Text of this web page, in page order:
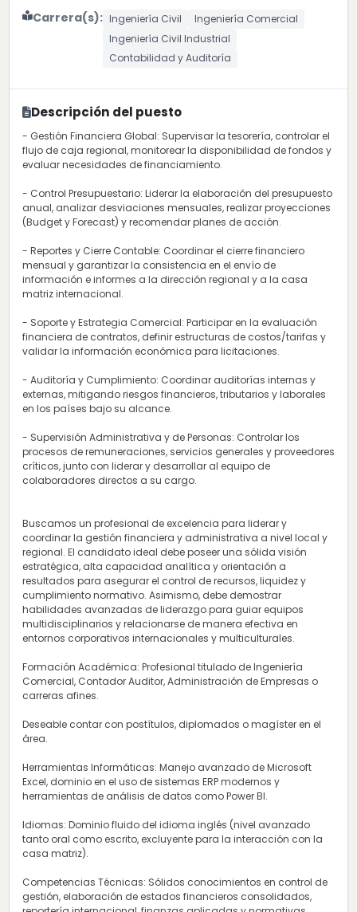
Carrera(s): Ingeniería Civil
Ingeniería Comercial
Ingeniería Civil Industrial
Contabilidad y Auditoría
Descripción del puesto
- Gestión Financiera Global: Supervisar la tesorería, controlar el
flujo de caja regional, monitorear la disponibilidad de fondos y
evaluar necesidades de financiamiento.
- Control Presupuestario: Liderar la elaboración del presupuesto
anual, analizar desviaciones mensuales, realizar proyecciones
(Budget y Forecast) y recomendar planes de acción.
- Reportes y Cierre Contable: Coordinar el cierre financiero
mensual y garantizar la consistencia en el envío de
información e informes a la dirección regional y a la casa
matriz internacional.
- Soporte y Estrategia Comercial: Participar en la evaluación
financiera de contratos, definir estructuras de costos/tarifas y
validar la información económica para licitaciones.
- Auditoría y Cumplimiento: Coordinar auditorías internas y
externas, mitigando riesgos financieros, tributarios y laborales
en los países bajo su alcance.
- Supervisión Administrativa y de Personas: Controlar los
procesos de remuneraciones, servicios generales y proveedores
críticos, junto con liderar y desarrollar al equipo de
colaboradores directos a su cargo.
Buscamos un profesional de excelencia para liderar y
coordinar la gestión financiera y administrativa a nivel local y
regional. El candidato ideal debe poseer una sólida visión
estratégica, alta capacidad analítica y orientación a
resultados para asegurar el control de recursos, liquidez y
cumplimiento normativo. Asimismo, debe demostrar
habilidades avanzadas de liderazgo para guiar equipos
multidisciplinarios y relacionarse de manera efectiva en
entornos corporativos internacionales y multiculturales.
Formación Académica: Profesional titulado de Ingeniería
Comercial, Contador Auditor, Administración de Empresas o
carreras afines.
Deseable contar con postítulos, diplomados o magíster en el
área.
Herramientas Informáticas: Manejo avanzado de Microsoft
Excel, dominio en el uso de sistemas ERP modernos y
herramientas de análisis de datos como Power BI.
Idiomas: Dominio fluido del idioma inglés (nivel avanzado
tanto oral como escrito, excluyente para la interacción con la
casa matriz).
Competencias Técnicas: Sólidos conocimientos en control de
gestión, elaboración de estados financieros consolidados,